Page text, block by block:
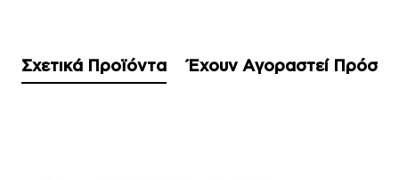
Σχετικά Προϊόντα Έχουν Αγοραστεί